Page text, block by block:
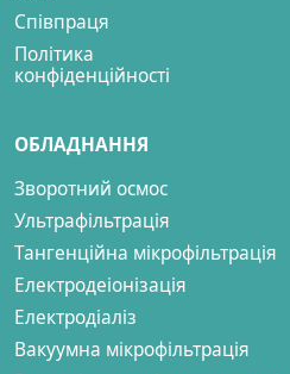
Співпраця
Політика
конфіденційності
ОБЛАДНАННЯ
Зворотний осмос
Ультрафільтрація
Тангенційна мікрофільтрація
Електродеіонізація
Електродіаліз
Вакуумна мікрофільтрація